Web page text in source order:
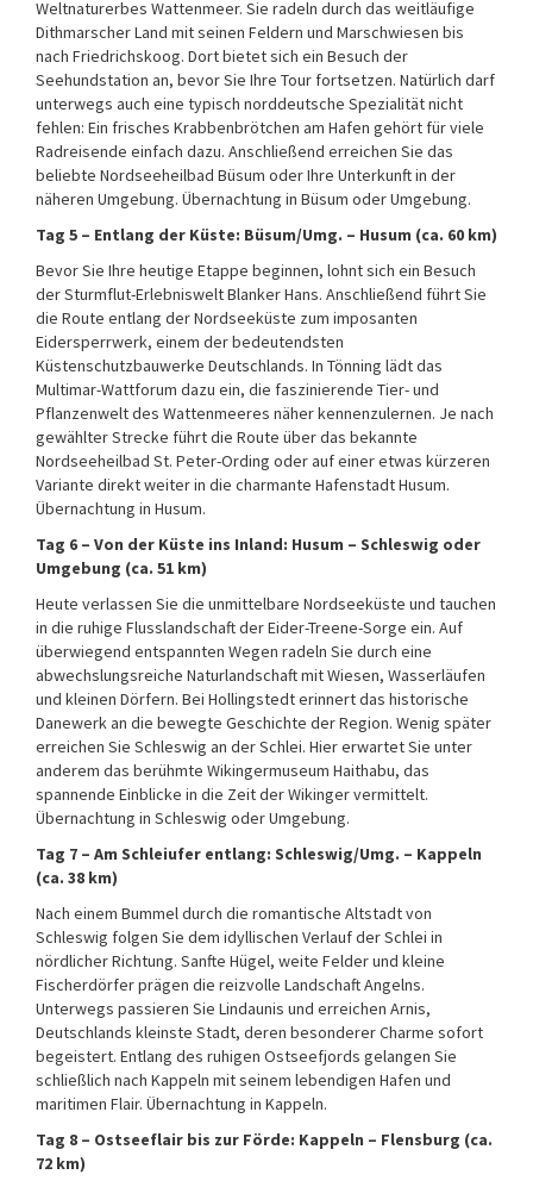
Weltnaturerbes Wattenmeer. Sie radeln durch das weitläufige
Dithmarscher Land mit seinen Feldern und Marschwiesen bis
nach Friedrichskoog. Dort bietet sich ein Besuch der
Seehundstation an, bevor Sie Ihre Tour fortsetzen. Natürlich darf
unterwegs auch eine typisch norddeutsche Spezialität nicht
fehlen: Ein frisches Krabbenbrötchen am Hafen gehört für viele
Radreisende einfach dazu. Anschließend erreichen Sie das
beliebte Nordseeheilbad Büsum oder Ihre Unterkunft in der
näheren Umgebung. Übernachtung in Büsum oder Umgebung.
Tag 5 – Entlang der Küste: Büsum/Umg. – Husum (ca. 60 km)
Bevor Sie Ihre heutige Etappe beginnen, lohnt sich ein Besuch
der Sturmflut-Erlebniswelt Blanker Hans. Anschließend führt Sie
die Route entlang der Nordseeküste zum imposanten
Eidersperrwerk, einem der bedeutendsten
Küstenschutzbauwerke Deutschlands. In Tönning lädt das
Multimar-Wattforum dazu ein, die faszinierende Tier- und
Pflanzenwelt des Wattenmeeres näher kennenzulernen. Je nach
gewählter Strecke führt die Route über das bekannte
Nordseeheilbad St. Peter-Ording oder auf einer etwas kürzeren
Variante direkt weiter in die charmante Hafenstadt Husum.
Übernachtung in Husum.
Tag 6 – Von der Küste ins Inland: Husum – Schleswig oder
Umgebung (ca. 51 km)
Heute verlassen Sie die unmittelbare Nordseeküste und tauchen
in die ruhige Flusslandschaft der Eider-Treene-Sorge ein. Auf
überwiegend entspannten Wegen radeln Sie durch eine
abwechslungsreiche Naturlandschaft mit Wiesen, Wasserläufen
und kleinen Dörfern. Bei Hollingstedt erinnert das historische
Danewerk an die bewegte Geschichte der Region. Wenig später
erreichen Sie Schleswig an der Schlei. Hier erwartet Sie unter
anderem das berühmte Wikingermuseum Haithabu, das
spannende Einblicke in die Zeit der Wikinger vermittelt.
Übernachtung in Schleswig oder Umgebung.
Tag 7 – Am Schleiufer entlang: Schleswig/Umg. – Kappeln
(ca. 38 km)
Nach einem Bummel durch die romantische Altstadt von
Schleswig folgen Sie dem idyllischen Verlauf der Schlei in
nördlicher Richtung. Sanfte Hügel, weite Felder und kleine
Fischerdörfer prägen die reizvolle Landschaft Angelns.
Unterwegs passieren Sie Lindaunis und erreichen Arnis,
Deutschlands kleinste Stadt, deren besonderer Charme sofort
begeistert. Entlang des ruhigen Ostseefjords gelangen Sie
schließlich nach Kappeln mit seinem lebendigen Hafen und
maritimen Flair. Übernachtung in Kappeln.
Tag 8 – Ostseeflair bis zur Förde: Kappeln – Flensburg (ca.
72 km)